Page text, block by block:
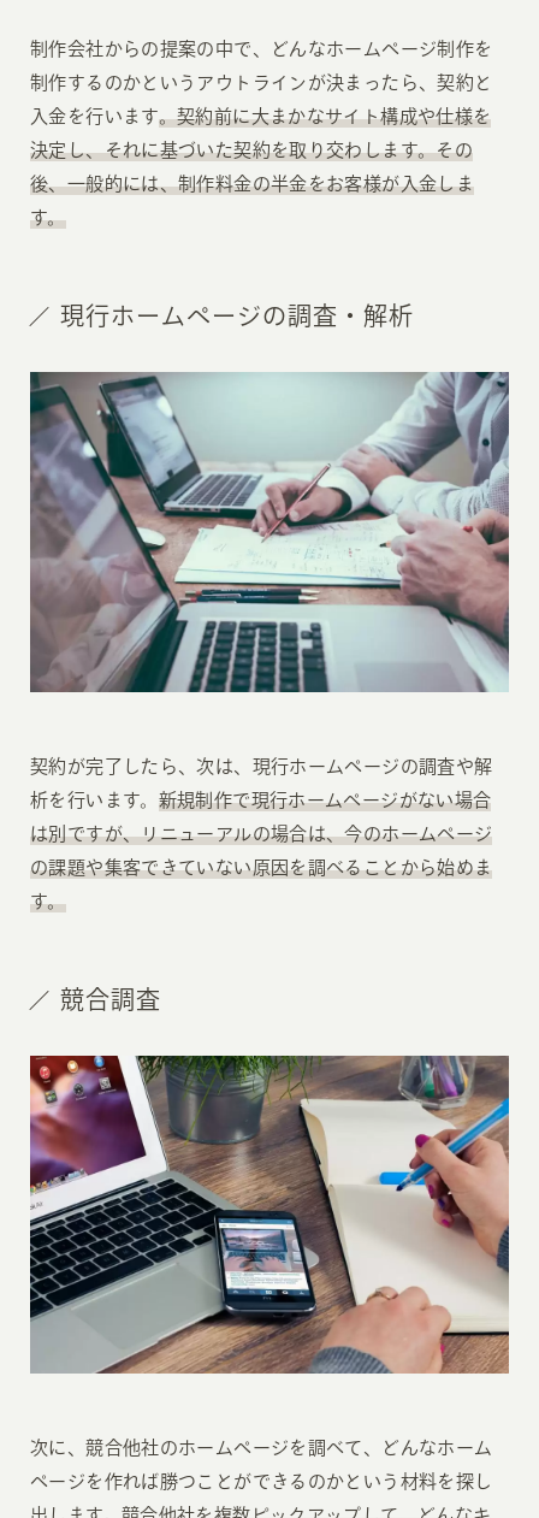
制作会社からの提案の中で、どんなホームページ制作を
制作するのかというアウトラインが決まったら、契約と
入金を行います。契約前に大まかなサイト構成や仕様を
決定し、それに基づいた契約を取り交わします。その
後、一般的には、制作料金の半金をお客様が入金しま
す。
現行ホームページの調査・解析
契約が完了したら、次は、現行ホームページの調査や解
析を行います。 新規制作で現行ホームページがない場合
は別ですが、リニューアルの場合は、今のホームページ
の課題や集客できていない原因を調べることから始めま
す。
競合調査
次に、競合他社のホームページを調べて、どんなホーム
ページを作れば勝つことができるのかという材料を探し